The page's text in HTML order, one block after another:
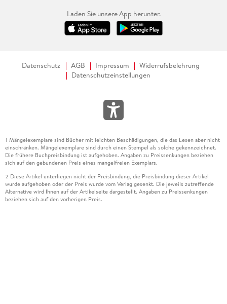
Laden Sie unsere App herunter.
Datenschutz AGB Impressum
Widerrufsbelehrung
Datenschutzeinstellungen
1 Mängelexemplare sind Bücher mit leichten Beschädigungen, die das Lesen aber nicht
einschränken. Mängelexemplare sind durch einen Stempel als solche gekennzeichnet.
Die frühere Buchpreisbindung ist aufgehoben. Angaben zu Preissenkungen beziehen
sich auf den gebundenen Preis eines mangelfreien Exemplars.
2 Diese Artikel unterliegen nicht der Preisbindung, die Preisbindung dieser Artikel
wurde aufgehoben oder der Preis wurde vom Verlag gesenkt. Die jeweils zutreffende
Alternative wird Ihnen auf der Artikelseite dargestellt. Angaben zu Preissenkungen
beziehen sich auf den vorherigen Preis.